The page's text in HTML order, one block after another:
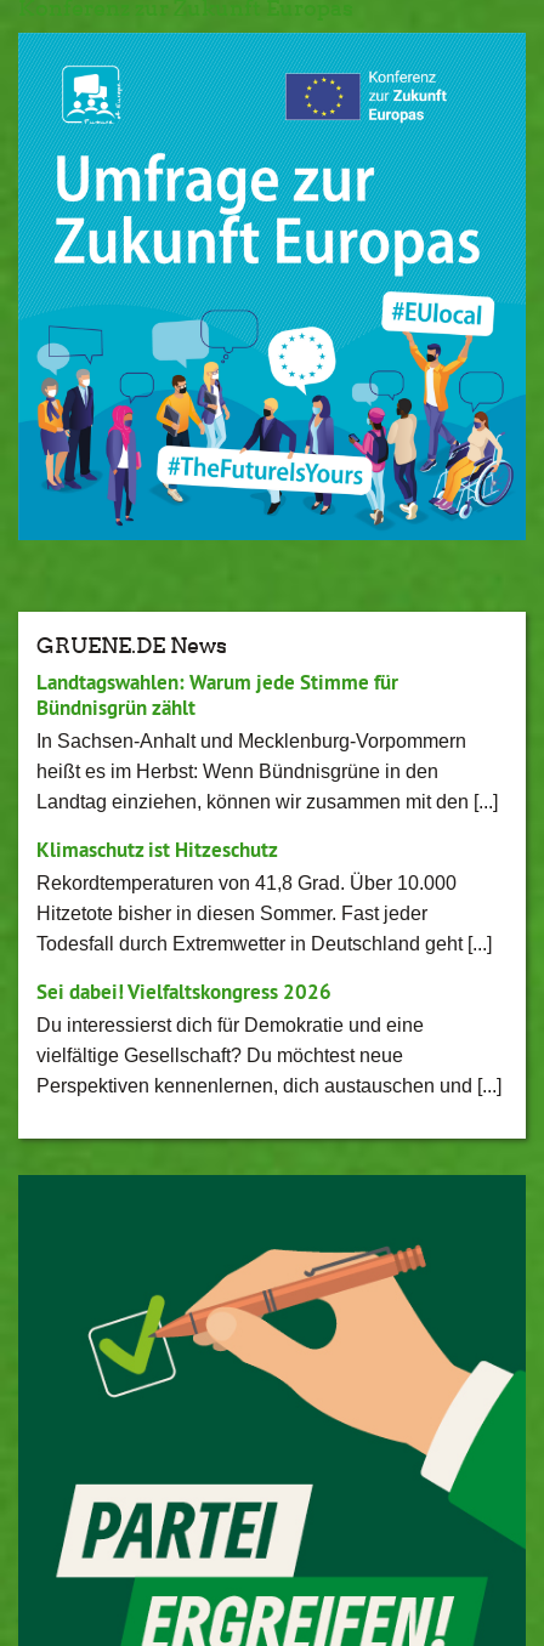
GRUENE.DE News
Landtagswahlen: Warum jede Stimme für
Bündnisgrün zählt
In Sachsen-Anhalt und Mecklenburg-Vorpommern
heißt es im Herbst: Wenn Bündnisgrüne in den
Landtag einziehen, können wir zusammen mit den [...]
Klimaschutz ist Hitzeschutz
Rekordtemperaturen von 41,8 Grad. Über 10.000
Hitzetote bisher in diesen Sommer. Fast jeder
Todesfall durch Extremwetter in Deutschland geht [...]
Sei dabei! Vielfaltskongress 2026
Du interessierst dich für Demokratie und eine
vielfältige Gesellschaft? Du möchtest neue
Perspektiven kennenlernen, dich austauschen und [...]